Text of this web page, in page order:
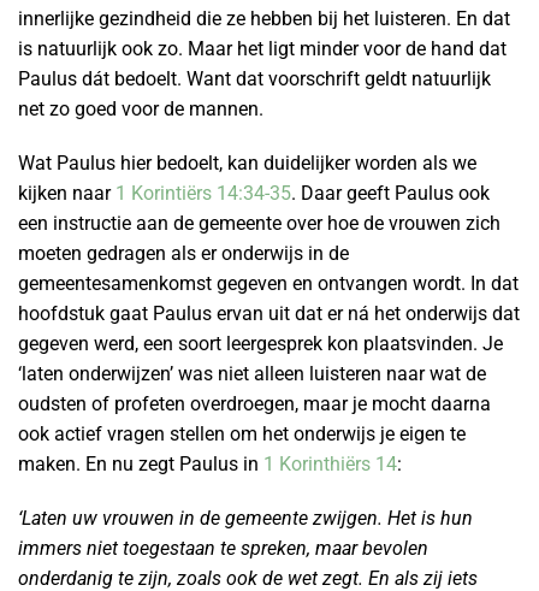
innerlijke gezindheid die ze hebben bij het luisteren. En dat
is natuurlijk ook zo. Maar het ligt minder voor de hand dat
Paulus dát bedoelt. Want dat voorschrift geldt natuurlijk
net zo goed voor de mannen.
Wat Paulus hier bedoelt, kan duidelijker worden als we
kijken naar 1 Korintiërs 14:34-35. Daar geeft Paulus ook
een instructie aan de gemeente over hoe de vrouwen zich
moeten gedragen als er onderwijs in de
gemeentesamenkomst gegeven en ontvangen wordt. In dat
hoofdstuk gaat Paulus ervan uit dat er ná het onderwijs dat
gegeven werd, een soort leergesprek kon plaatsvinden. Je
‘laten onderwijzen’ was niet alleen luisteren naar wat de
oudsten of profeten overdroegen, maar je mocht daarna
ook actief vragen stellen om het onderwijs je eigen te
maken. En nu zegt Paulus in 1 Korinthiërs 14:
‘Laten uw vrouwen in de gemeente zwijgen. Het is hun
immers niet toegestaan te spreken, maar bevolen
onderdanig te zijn, zoals ook de wet zegt. En als zij iets